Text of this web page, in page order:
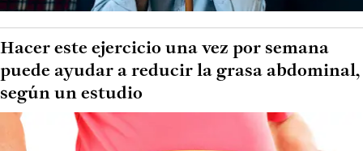
Hacer este ejercicio una vez por semana
puede ayudar a reducir la grasa abdominal,
según un estudio